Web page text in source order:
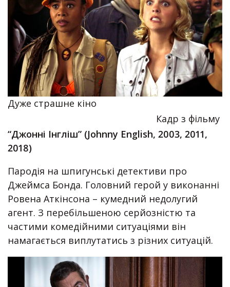
Дуже страшне кіно
Кадр з фільму
“Джонні Інгліш” (Johnny English, 2003, 2011,
2018)
Пародія на шпигунські детективи про
Джеймса Бонда. Головний герой у виконанні
Ровена Аткінсона – кумедний недолугий
агент. З перебільшеною серйозністю та
частими комедійними ситуаціями він
намагається виплутатись з різних ситуацій.